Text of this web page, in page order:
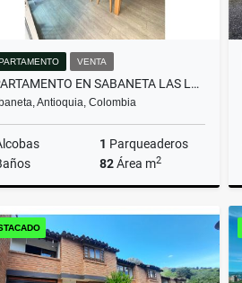
VENTA
APARTAMENTO EN SABANETA LAS LOMITAS
Antioquia, Colombia
1 Parqueaderos
82Área m2
Venta
$520.000.000